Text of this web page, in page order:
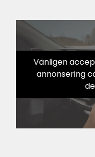
Vänligen
annonsering